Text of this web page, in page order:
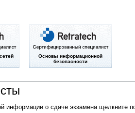
Основы информационной
безопасности
информации о сдаче экзамена щелкните